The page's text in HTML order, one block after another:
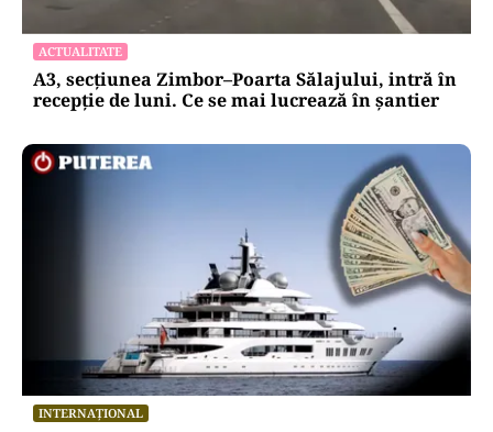
ACTUALITATE
A3, secțiunea Zimbor–Poarta Sălajului, intră în
recepție de luni. Ce se mai lucrează în șantier
INTERNAȚIONAL